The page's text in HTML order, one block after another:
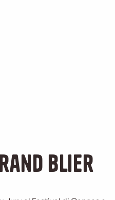
Blier